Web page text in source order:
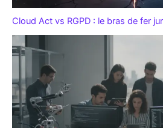
Cloud Act vs RGPD : le bras de fer